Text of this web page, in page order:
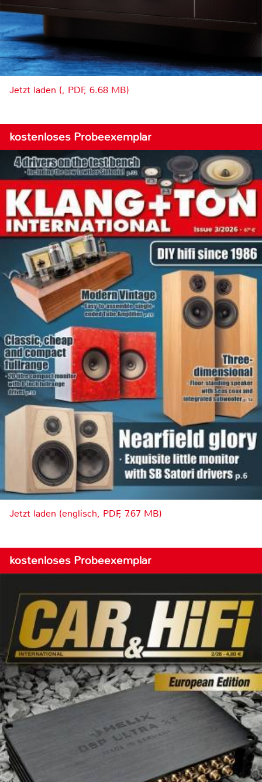
Jetzt laden (, PDF, 6.68 MB)
kostenloses Probeexemplar
Jetzt laden (englisch, PDF, 7.67 MB)
kostenloses Probeexemplar